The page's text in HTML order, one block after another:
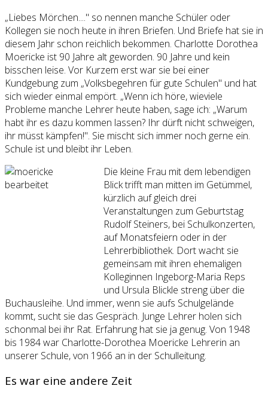
„Liebes Mörchen...." so nennen manche Schüler oder
Kollegen sie noch heute in ihren Briefen. Und Briefe hat sie in
diesem Jahr schon reichlich bekommen. Charlotte Dorothea
Moericke ist 90 Jahre alt geworden. 90 Jahre und kein
bisschen leise. Vor Kurzem erst war sie bei einer
Kundgebung zum „Volksbegehren für gute Schulen" und hat
sich wieder einmal empört. „Wenn ich höre, wieviele
Probleme manche Lehrer heute haben, sage ich: „Warum
habt ihr es dazu kommen lassen? Ihr dürft nicht schweigen,
ihr müsst kämpfen!". Sie mischt sich immer noch gerne ein.
Schule ist und bleibt ihr Leben.
Die kleine Frau mit dem lebendigen
Blick trifft man mitten im Getümmel,
kürzlich auf gleich drei
Veranstaltungen zum Geburtstag
Rudolf Steiners, bei Schulkonzerten,
auf Monatsfeiern oder in der
Lehrerbibliothek. Dort wacht sie
gemeinsam mit ihren ehemaligen
Kolleginnen Ingeborg-Maria Reps
und Ursula Blickle streng über die
Buchausleihe. Und immer, wenn sie aufs Schulgelände
kommt, sucht sie das Gespräch. Junge Lehrer holen sich
schonmal bei ihr Rat. Erfahrung hat sie ja genug. Von 1948
bis 1984 war Charlotte-Dorothea Moericke Lehrerin an
unserer Schule, von 1966 an in der Schulleitung.
Es war eine andere Zeit